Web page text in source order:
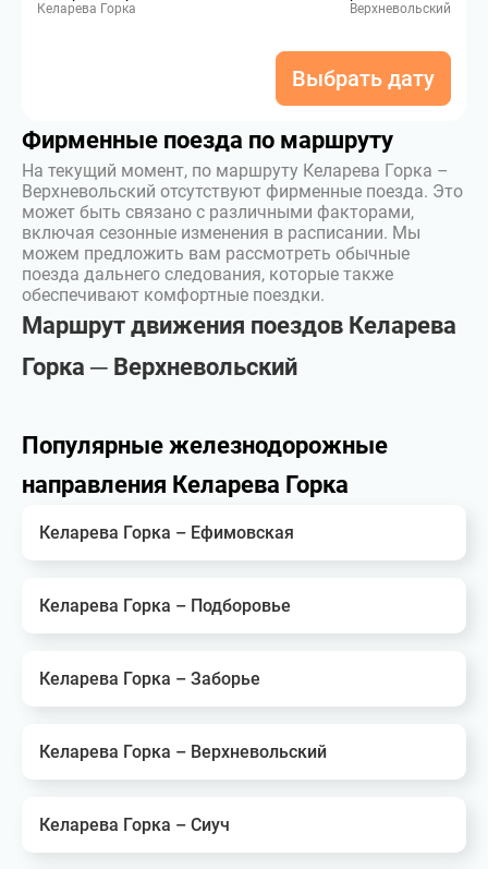
Келарева Горка Верхневольский
Выбрать дату
Фирменные поезда по маршруту
На текущий момент, по маршруту Келарева Горка –
Верхневольский отсутствуют фирменные поезда. Это
может быть связано с различными факторами,
включая сезонные изменения в расписании. Мы
можем предложить вам рассмотреть обычные
поезда дальнего следования, которые также
обеспечивают комфортные поездки.
Маршрут движения поездов Келарева
Горка ─ Верхневольский
Популярные железнодорожные
направления Келарева Горка
Келарева Горка – Ефимовская
Келарева Горка – Подборовье
Келарева Горка – Заборье
Келарева Горка – Верхневольский
Келарева Горка – Сиуч